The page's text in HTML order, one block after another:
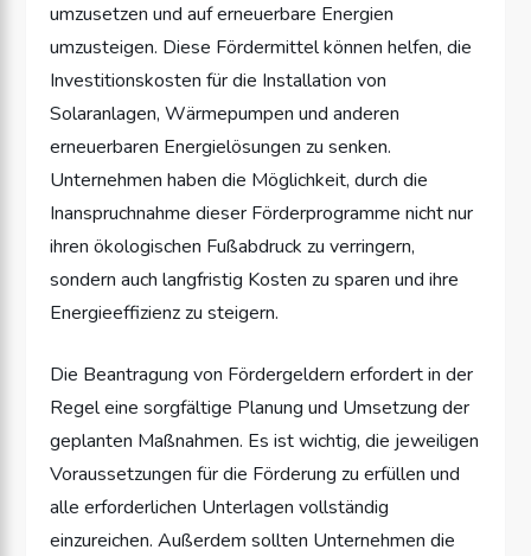
umzusetzen und auf erneuerbare Energien
umzusteigen. Diese Fördermittel können helfen, die
Investitionskosten für die Installation von
Solaranlagen, Wärmepumpen und anderen
erneuerbaren Energielösungen zu senken.
Unternehmen haben die Möglichkeit, durch die
Inanspruchnahme dieser Förderprogramme nicht nur
ihren ökologischen Fußabdruck zu verringern,
sondern auch langfristig Kosten zu sparen und ihre
Energieeffizienz zu steigern.
Die Beantragung von Fördergeldern erfordert in der
Regel eine sorgfältige Planung und Umsetzung der
geplanten Maßnahmen. Es ist wichtig, die jeweiligen
Voraussetzungen für die Förderung zu erfüllen und
alle erforderlichen Unterlagen vollständig
einzureichen. Außerdem sollten Unternehmen die